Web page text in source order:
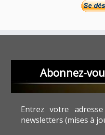
Abonnez-
Entrez votre
newsletters (mises à